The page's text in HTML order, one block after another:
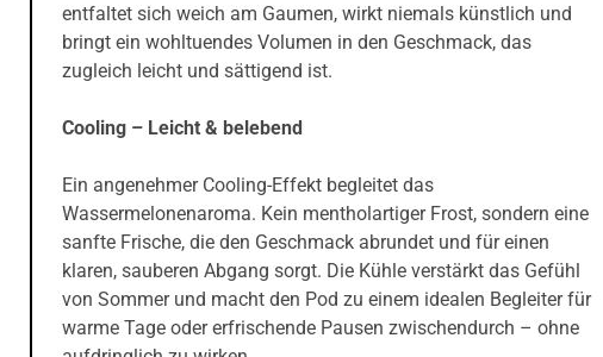
entfaltet sich weich am Gaumen, wirkt niemals künstlich und
bringt ein wohltuendes Volumen in den Geschmack, das
zugleich leicht und sättigend ist.
Cooling – Leicht & belebend
Ein angenehmer Cooling-Effekt begleitet das
Wassermelonenaroma. Kein mentholartiger Frost, sondern eine
sanfte Frische, die den Geschmack abrundet und für einen
klaren, sauberen Abgang sorgt. Die Kühle verstärkt das Gefühl
von Sommer und macht den Pod zu einem idealen Begleiter für
warme Tage oder erfrischende Pausen zwischendurch – ohne